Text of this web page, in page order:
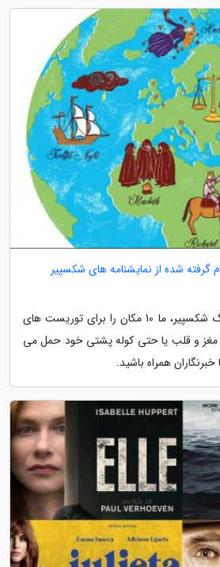
الهام گرفته شده از نمایشنامه های شکسپیر
با چهارصدمین سالگرد مرگ شکسپیر، ما 10 مکان را برای توریست های
مغز و قلب یا حتی کوله پشتی خود حمل می
همراه باشید.